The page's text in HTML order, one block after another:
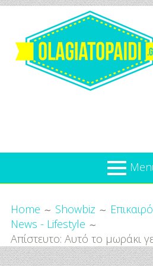
content
Για
το
Παιδί
Επικαιρότητα
Προσφορές
Home Showbiz
News - Lifestyle
Απίστευτο: Αυτό το μωράκι